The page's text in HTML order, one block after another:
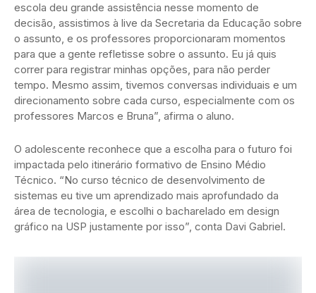
escola deu grande assistência nesse momento de
decisão, assistimos à live da Secretaria da Educação sobre
o assunto, e os professores proporcionaram momentos
para que a gente refletisse sobre o assunto. Eu já quis
correr para registrar minhas opções, para não perder
tempo. Mesmo assim, tivemos conversas individuais e um
direcionamento sobre cada curso, especialmente com os
professores Marcos e Bruna”, afirma o aluno.
O adolescente reconhece que a escolha para o futuro foi
impactada pelo itinerário formativo de Ensino Médio
Técnico. “No curso técnico de desenvolvimento de
sistemas eu tive um aprendizado mais aprofundado da
área de tecnologia, e escolhi o bacharelado em design
gráfico na USP justamente por isso”, conta Davi Gabriel.